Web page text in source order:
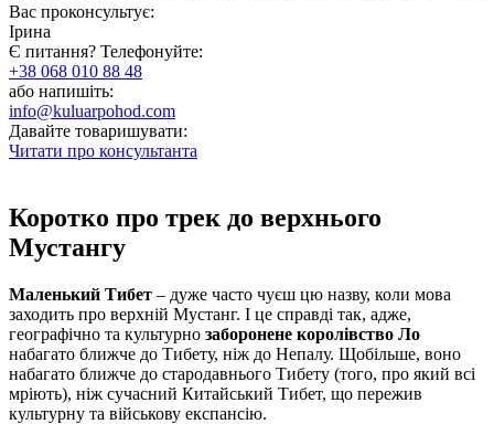
Вас проконсультує:
Ірина
Є питання? Телефонуйте:
+38 068 010 88 48
або напишіть:
info@kuluarpohod.com
Давайте товаришувати:
Читати про консультанта
Коротко про трек до верхнього
Мустангу
Маленький Тибет – дуже часто чуєш цю назву, коли мова
заходить про верхній Мустанг. І це справді так, адже,
географічно та культурно заборонене королівство Ло
набагато ближче до Тибету, ніж до Непалу. Щобільше, воно
набагато ближче до стародавнього Тибету (того, про який всі
мріють), ніж сучасний Китайський Тибет, що пережив
культурну та військову експансію.